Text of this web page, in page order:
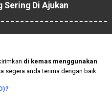
Sering Di Ajukan
di kemas menggunakan
segera anda terima dengan baik